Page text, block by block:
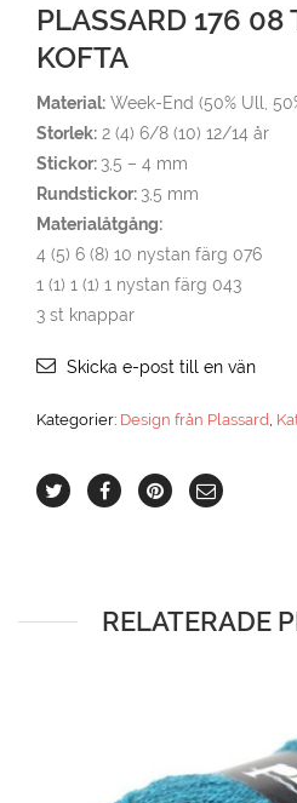
PLASSARD 176 08
KOFTA
Material: Week-End (50% Ull,
Storlek: 2 (4) 6/8 (10) 12/14 år
Stickor: 3,5 – 4 mm
Rundstickor: 3,5 mm
Materialåtgång:
4 (5) 6 (8) 10 nystan färg 076
1 (1) 1 (1) 1 nystan färg 043
3 st knappar
Skicka e-post till en vän
Kategorier: Design från Plassard
RELATERADE